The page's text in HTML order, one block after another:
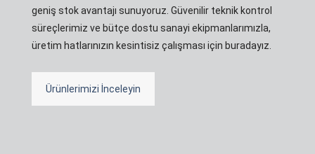
geniş stok avantajı sunuyoruz. Güvenilir teknik kontrol
süreçlerimiz ve bütçe dostu sanayi ekipmanlarımızla,
üretim hatlarınızın kesintisiz çalışması için buradayız.
Ürünlerimizi İnceleyin